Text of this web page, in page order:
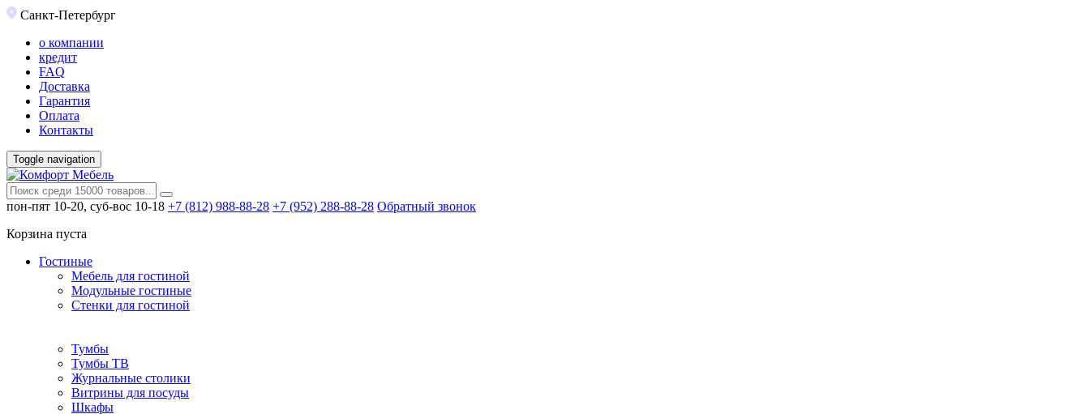
Санкт-Петербург
о компании
кредит
FAQ
Доставка
Гарантия
Оплата
Контакты
Toggle navigation
пон-пят 10-20, суб-вос 10-18 +7 (812) 988-88-28 +7 (952) 288-88-28 Обратный звонок
Корзина пуста
Гостиные
Мебель для гостиной
Модульные гостиные
Стенки для гостиной
Тумбы
Тумбы ТВ
Журнальные столики
Витрины для посуды
Шкафы